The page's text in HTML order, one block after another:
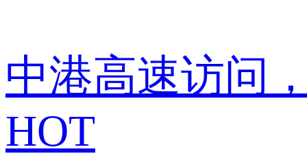
中港高速访问
HOT